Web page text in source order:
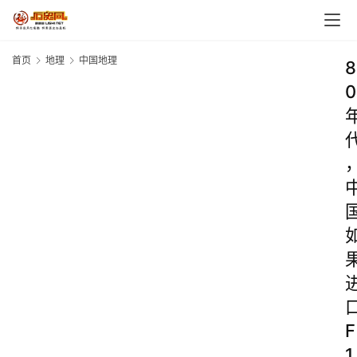
首页 地理 中国地理
8
0
F